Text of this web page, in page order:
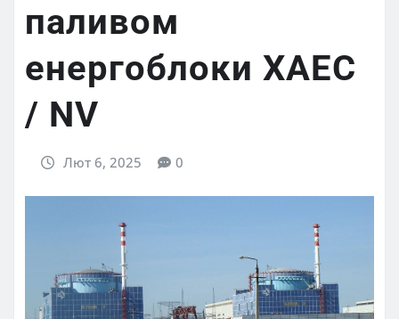
паливом
енергоблоки ХАЕС
/ NV
Лют 6, 2025 0